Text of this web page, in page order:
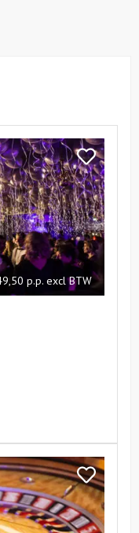
Bekijk
Great
Gatsby
Feest
p.p. excl BTW
Bekijk
Casino
feest